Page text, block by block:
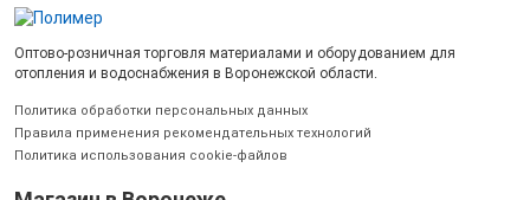
Оптово-розничная торговля материалами и оборудованием для
отопления и водоснабжения в Воронежской области.
Политика обработки персональных данных
Правила применения рекомендательных технологий
Политика использования cookie-файлов